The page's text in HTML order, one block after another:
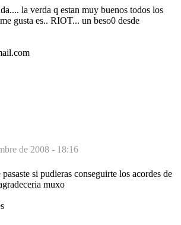
la verda q estan muy buenos todos los
gusta es.. RIOT... un beso0 desde
de 2008 - 18:16
si pudieras conseguirte los acordes de
muxo